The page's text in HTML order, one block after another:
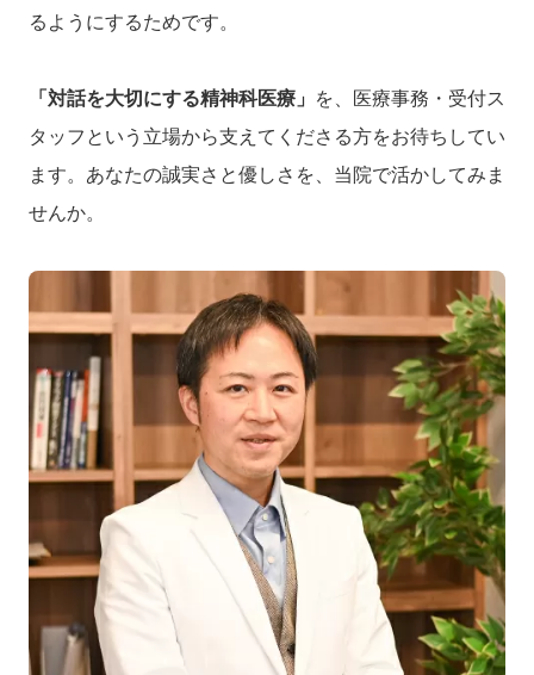
るようにするためです。
「対話を大切にする精神科医療」
を、医療事務・受付ス
タッフという立場から支えてくださる方をお待ちしてい
ます。あなたの誠実さと優しさを、当院で活かしてみま
せんか。
初診案内 Web予約 よくある質問